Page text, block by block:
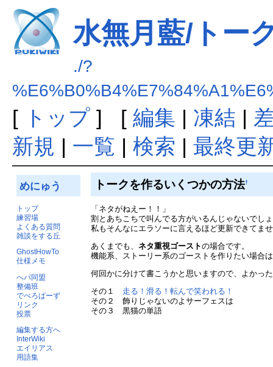
水無月藍/トー
./?
[ トップ] [ 編集 | 凍結 |
新規 | 一覧 | 検索 | 最終更
めにゅう
トップ
練習場
よくある質問
雑談をする丘
GhostHowTo
仕様メモ
へパ同盟
整備班
でべろぱーず
リンク
投票
編集する方へ
InterWiki
エイリアス
用語集
トークを作るいくつかの方法†
「ネタがねえー！！」
割とあちこちで叫んでる方がいるんじゃないでし
私もそんなにエラソーに言えるほど更新できてま
あくまでも、ネタ重視ゴーストの場合です。
機能系、ストーリー系のゴーストを作りたい場合
何回かに分けて書こうかと思いますので、よかっ
その１ 走る！滑る！転んで笑われる！
その２ 飾りじゃないのよサーフェスは
その３ 黒猫の単語